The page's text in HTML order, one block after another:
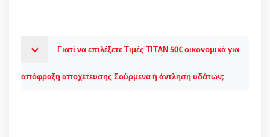
Γιατί να επιλέξετε Τιμές ΤΙΤΑΝ 50€ οικονομικά για
απόφραξη αποχέτευσης Σούρμενα ή άντληση υδάτων;